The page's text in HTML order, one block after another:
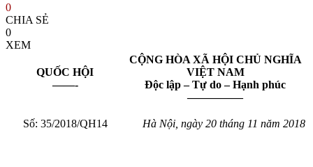
0
CHIA SẺ
0
XEM
QUỐC HỘI
——-
CỘNG HÒA XÃ HỘI CHỦ NGHĨA
VIỆT NAM
Độc lập – Tự do – Hạnh phúc
—————
Số: 35/2018/QH14 Hà Nội, ngày 20 tháng 11 năm 2018